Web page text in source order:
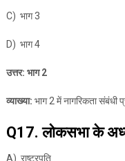
C) भाग 3
D) भाग 4
उत्तर: भाग 2
व्याख्या: भाग 2 में नागरिकता
Q17. लोकसभा के
A) राष्ट्रपति